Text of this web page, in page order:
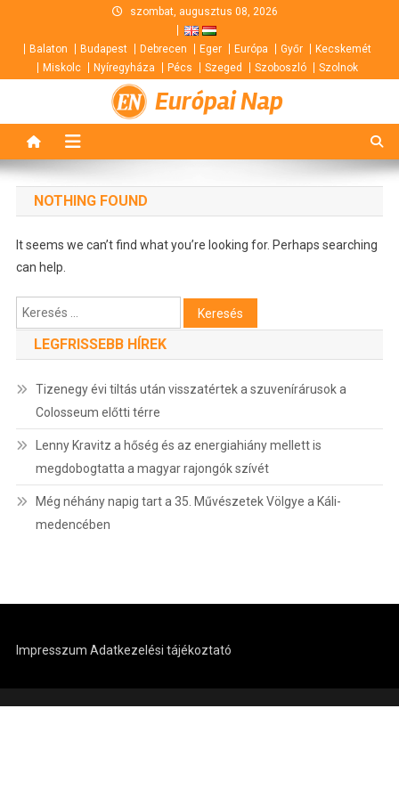
content
szombat, augusztus 08, 2026
Balaton Budapest Debrecen Eger Európa Győr
Kecskemét
Miskolc
Nyíregyháza Pécs Szeged Szoboszló Szolnok
Európai Nap
NOTHING FOUND
It seems we can’t find what you’re looking for. Perhaps searching
can help.
Keresés:
LEGFRISSEBB HÍREK
Tizenegy évi tiltás után visszatértek a szuvenírárusok a
Colosseum előtti térre
Lenny Kravitz a hőség és az energiahiány mellett is
megdobogtatta a magyar rajongók szívét
Még néhány napig tart a 35. Művészetek Völgye a Káli-
medencében
Impresszum Adatkezelési tájékoztató